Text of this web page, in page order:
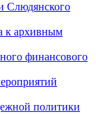
Слюдянского
к архивным
финансового
политики